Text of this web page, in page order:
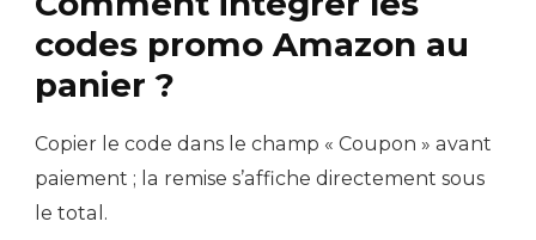
codes promo Amazon au
panier ?
Copier le code dans le champ « Coupon » avant
paiement ; la remise s’affiche directement sous
le total.